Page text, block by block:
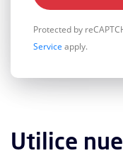
Protected by
Service apply.
Utilice